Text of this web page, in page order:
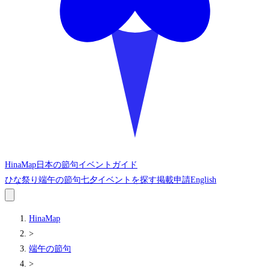
HinaMap 日本の節句イベントガイド
ひな祭り 端午の節句七夕イベントを探す掲載申請English
HinaMap
>
端午の節句
>